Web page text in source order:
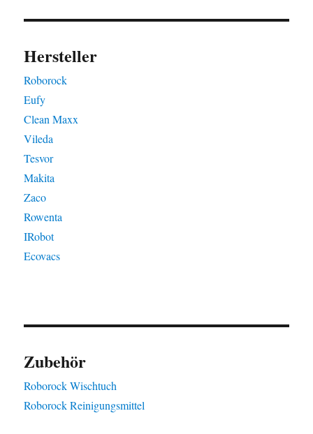
Hersteller
Roborock
Eufy
Clean Maxx
Vileda
Tesvor
Makita
Zaco
Rowenta
IRobot
Ecovacs
Zubehör
Roborock Wischtuch
Roborock Reinigungsmittel